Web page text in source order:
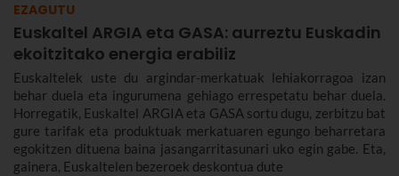
EZAGUTU
Euskaltel ARGIA eta GASA: aurreztu Euskadin
ekoitzitako energia erabiliz
Euskaltelek uste du argindar-merkatuak lehiakorragoa izan
behar duela eta ingurumena gehiago errespetatu behar duela.
Horregatik, Euskaltel ARGIA eta GASA sortu dugu, zerbitzu bat
gure tarifak eta produktuak merkatuaren egungo beharretara
egokitzen dituena baina jasangarritasunari uko egin gabe. Eta,
gainera, Euskaltelen bezeroek deskontua dute